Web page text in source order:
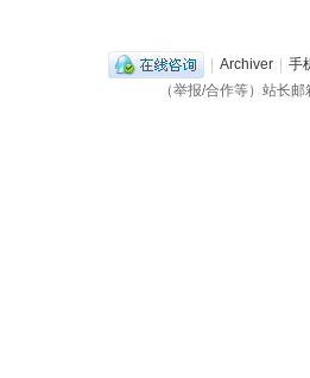
| Archiver | 手
（举报/合作等）站长